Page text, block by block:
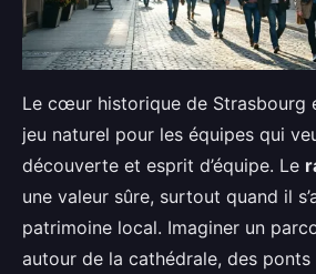
Le cœur historique de Strasbourg
jeu naturel pour les équipes qui
découverte et esprit d’équipe. Le
une valeur sûre, surtout quand il
patrimoine local. Imaginer un
autour de la cathédrale, des